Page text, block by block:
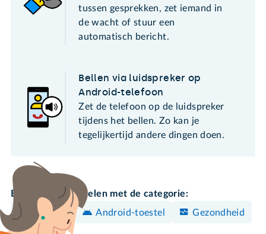
tussen gesprekken, zet iemand in
de wacht of stuur een
automatisch bericht.
Bellen via luidspreker op
Android-telefoon
Zet de telefoon op de luidspreker
tijdens het bellen. Zo kan je
tegelijkertijd andere dingen doen.
Bekijk meer artikelen met de categorie:
Instellen
Android-toestel Gezondheid